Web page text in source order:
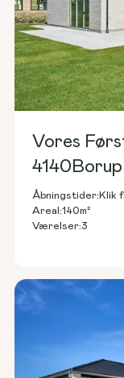
Vores
4140 Borup
Åbningstider: Klik
Areal:140m²
Værelser:3